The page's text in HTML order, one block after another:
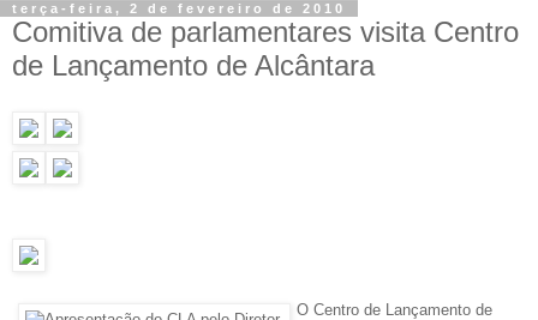
terça-feira, 2 de fevereiro de 2010
Comitiva de parlamentares visita Centro
de Lançamento de Alcântara
O Centro de Lançamento de